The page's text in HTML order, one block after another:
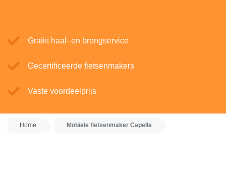
Gratis haal- en brengservice
Gecertificeerde fietsenmakers
Vaste voordeelprijs
Home Mobiele fietsenmaker Capelle